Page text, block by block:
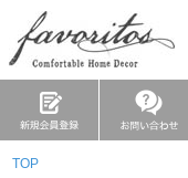
TOP